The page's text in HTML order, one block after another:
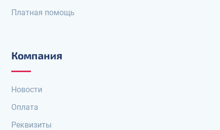
Платная помощь
Компания
Новости
Оплата
Реквизиты